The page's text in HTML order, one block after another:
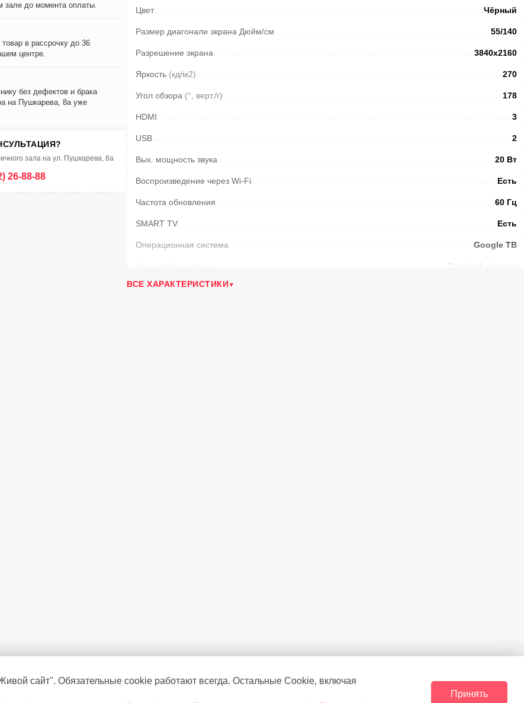
зале до момента оплаты.
в рассрочку до 36
центре.
без дефектов и брака
на Пушкарева, 8а уже
зала на ул. Пушкарева, 8а
26-88-88
Цвет Чёрный
Размер диагонали экрана Дюйм/см 55/140
Разрешение экрана 3840x2160
Яркость (кд/м2) 270
Угол обзора (°, верт./г) 178
HDMI 3
USB 2
Вых. мощность звука 20 Вт
Воспроизведение через Wi-Fi Есть
Частота обновления 60 Гц
SMART TV Есть
Операционная система Google ТВ
Google Assistant
Формат экрана
ВСЕ ХАРАКТЕРИСТИКИ
сайт". Обязательные cookie работают всегда. Остальные Сookie, включая
Принять